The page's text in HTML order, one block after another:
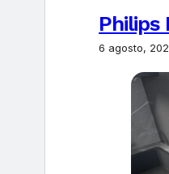
Philips
6 agosto,